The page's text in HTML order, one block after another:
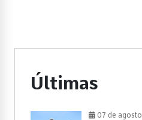
Últimas
07 de agosto